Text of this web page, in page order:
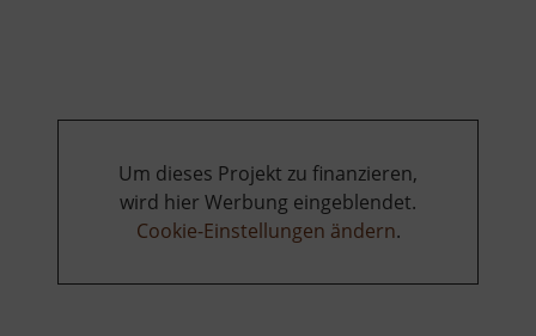
Um dieses Projekt zu finanzieren,
wird hier Werbung eingeblendet.
Cookie-Einstellungen ändern.